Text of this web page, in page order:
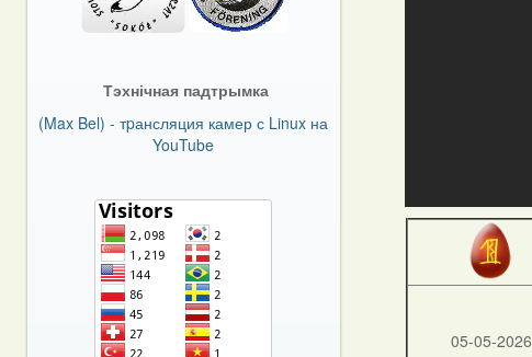
05-05-2026
Тэхнічная падтрымка
(Max Bel) - тpансляция камер с Linux на
YouTube